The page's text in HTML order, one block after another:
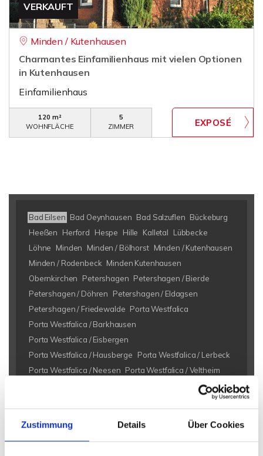
Zustimmung Details Über Cookies
VERKAUFT
Minden / Kutenhausen
Charmantes Einfamilienhaus mit vielen Optionen
in Kutenhausen
Einfamilienhaus
120 m²
WOHNFLÄCHE
5
ZIMMER
Bad Eilsen Bad Oeynhausen Bad Salzuflen Bückeburg
Heeßen
Herford Hespe Hille Kalletal
Lübbecke
Löhne
Minden Minden / Bölhorst Minden / Kutenhausen
Minden / Rodenbeck Minden Kutenhausen
Obernkirchen
Petershagen Petershagen / Bierde
Petershagen / Döhren
Petershagen / Eldagsen
Petershagen / Friedewalde Porta Westfalica
Porta Westfalica / Barkhausen
Porta Westfalica / Eisbergen
Porta Westfalica / Hausberge
Porta Westfalica / Lerbeck
Porta Westfalica / Neesen Porta Westfalica / Veltheim
Vlotho
Immo Bad Eilsen